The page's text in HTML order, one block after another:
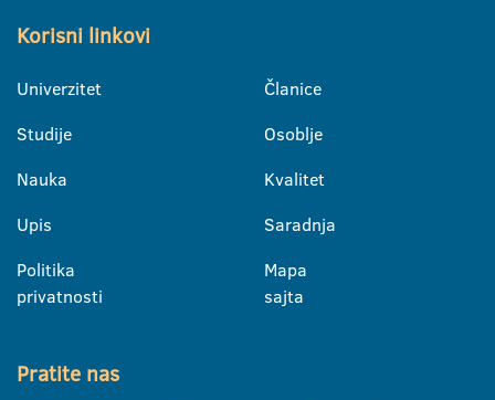
Korisni linkovi
Univerzitet
Studije
Nauka
Upis
Politika
privatnosti
Članice
Osoblje
Kvalitet
Saradnja
Mapa
sajta
Pratite nas